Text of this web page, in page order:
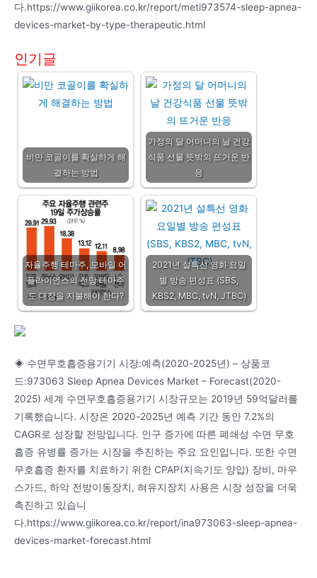
다.https://www.giikorea.co.kr/report/meti973574-sleep-apnea-
devices-market-by-type-therapeutic.html
인기글
비만 코골이를 확실하게 해
결하는 방법
가정의 달 어머니의 날 건강
식품 선물 뜻밖의 뜨거운 반
응
자율주행 테마주, 모바일 어
플라이언스의 전망 테마주
도 대장을 지불해야 한다?
2021년 설특선 영화 요일
별 방송 편성표 (SBS,
KBS2, MBC, tvN, JTBC)
◈ 수면무호흡증용기기 시장:예측(2020-2025년) – 상품코
드:973063 Sleep Apnea Devices Market – Forecast(2020-
2025) 세계 수면무호흡증용기기 시장규모는 2019년 59억달러를
기록했습니다. 시장은 2020-2025년 예측 기간 동안 7.2%의
CAGR로 성장할 전망입니다. 인구 증가에 따른 폐쇄성 수면 무호
흡증 유병률 증가는 시장을 추진하는 주요 요인입니다. 또한 수면
무호흡증 환자를 치료하기 위한 CPAP(지속기도 양압) 장비, 마우
스가드, 하악 전방이동장치, 혀유지장치 사용은 시장 성장을 더욱
촉진하고 있습니
다.https://www.giikorea.co.kr/report/ina973063-sleep-apnea-
devices-market-forecast.html